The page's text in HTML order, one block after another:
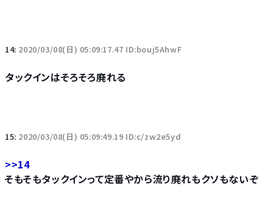
14: 2020/03/08(日) 05:09:17.47 ID:bouj5AhwF
タックインはそろそろ廃れる
15: 2020/03/08(日) 05:09:49.19 ID:c/zw2e5yd
>>14
そもそもタックインって定番やから流り廃れもクソもないぞ